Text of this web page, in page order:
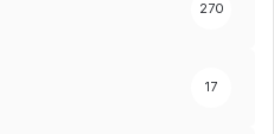
270
17